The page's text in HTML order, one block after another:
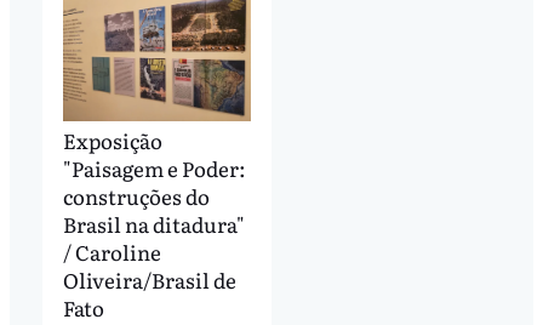
Exposição
"Paisagem e Poder:
construções do
Brasil na ditadura"
/ Caroline
Oliveira/Brasil de
Fato